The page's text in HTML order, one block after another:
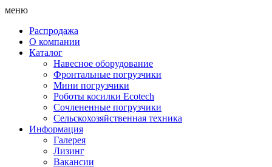
меню
Распродажа
О компании
Каталог
Навесное оборудование
Фронтальные погрузчики
Мини погрузчики
Роботы косилки Ecotech
Сочлененные погрузчики
Сельскохозяйственная техника
Информация
Галерея
Лизинг
Вакансии